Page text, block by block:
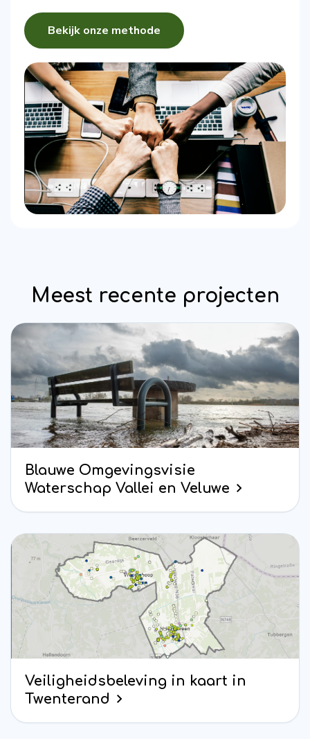
Bekijk onze methode
Meest recente projecten
Blauwe Omgevingsvisie
Waterschap Vallei en Veluwe
Veiligheidsbeleving in kaart in
Twenterand